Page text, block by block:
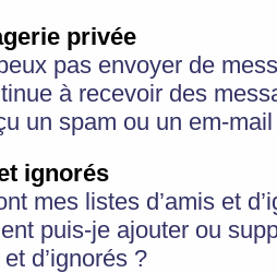
privée
pas envoyer de
à recevoir des
un spam ou un em-
ignorés
mes listes d’amis et
puis-je ajouter ou
et d’ignorés ?